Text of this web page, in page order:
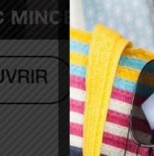
MINCEUR